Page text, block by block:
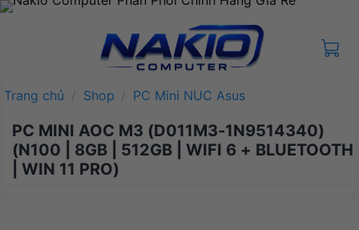
Bỏ
Trang chủ / Shop / PC Mini NUC Asus
PC MINI AOC M3 (D011M3-1N9514340)
(N100 | 8GB | 512GB | WIFI 6 + BLUETOOTH
| WIN 11 PRO)